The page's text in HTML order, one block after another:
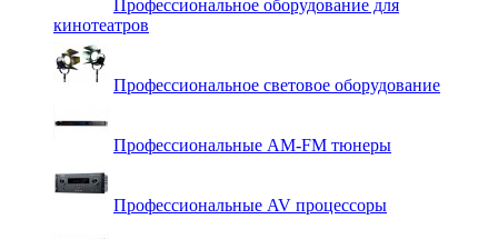
Профессиональное оборудование для
кинотеатров
Профессиональное световое оборудование
Профессиональные AM-FM тюнеры
Профессиональные AV процессоры